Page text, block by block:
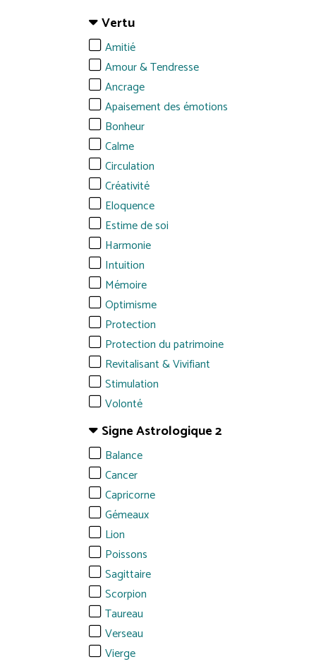
Vertu
Amitié
Amour & Tendresse
Ancrage
Apaisement des émotions
Bonheur
Calme
Circulation
Créativité
Eloquence
Estime de soi
Harmonie
Intuition
Mémoire
Optimisme
Protection
Protection du patrimoine
Revitalisant & Vivifiant
Stimulation
Volonté
Signe Astrologique 2
Balance
Cancer
Capricorne
Gémeaux
Lion
Poissons
Sagittaire
Scorpion
Taureau
Verseau
Vierge